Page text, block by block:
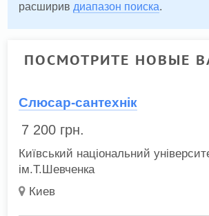
расширив диапазон поиска.
ПОСМОТРИТЕ НОВЫЕ
Слюсар-сантехнік
7 200 грн.
Київський національний
ім.Т.Шевченка
Киев